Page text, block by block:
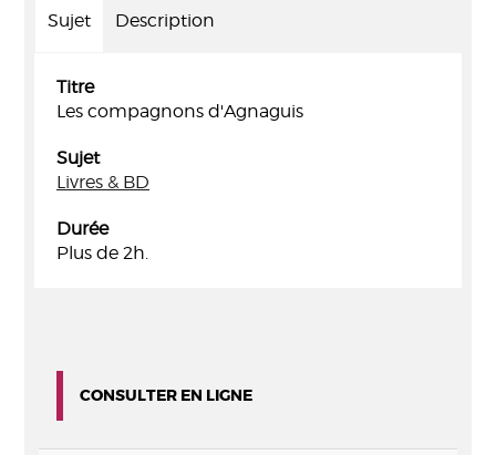
Sujet Description
Titre
Les compagnons d'Agnaguis
Sujet
Livres & BD
Durée
Plus de 2h.
CONSULTER EN LIGNE